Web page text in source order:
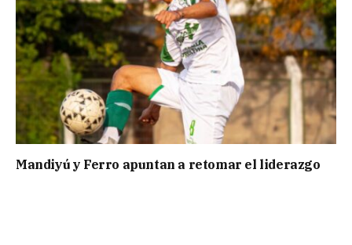
Mandiyú y Ferro apuntan a retomar el liderazgo